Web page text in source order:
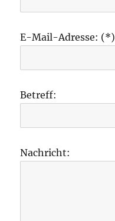
E-Mail-Adresse: (*)
Betreff:
Nachricht: